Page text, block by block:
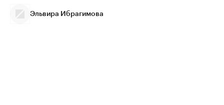
Эльвира Ибрагимова